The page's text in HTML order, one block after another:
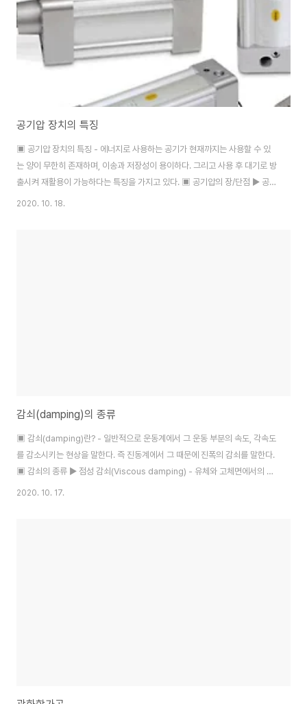
크고, 일정 회전..
공기압 장치의 특징
▣ 공기압 장치의 특징 - 에너지로 사용하는 공기가 현재까지는 사용할 수 있
는 양이 무한히 존재하며, 이송과 저장성이 용이하다. 그리고 사용 후 대기로 방
출시켜 재활용이 가능하다는 특징을 가지고 있다. ▣ 공기압의 장/단점 ▶ 공기
압의 장점 - 사용 에너지를 쉽게 구할 수 있다. - 동력의 전달이 간다 하며 먼 거
2020. 10. 18.
감쇠(damping)의 종류
▣ 감쇠(damping)란? - 일반적으로 운동계에서 그 운동 부분의 속도, 각속도
를 감소시키는 현상을 말한다. 즉 진동계에서 그 때문에 진폭의 감쇠를 말한다.
▣ 감쇠의 종류 ▶ 점성 감쇠(Viscous damping) - 유체와 고체면에서의 점
성저항으로 진동의 진폭이 감소되는 감쇠 을 말한다. → 점성 감쇠는 속도에 비
2020. 10. 17.